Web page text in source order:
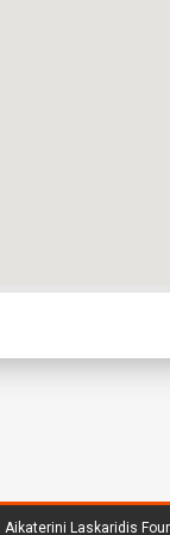
Aikaterini Laskaridis